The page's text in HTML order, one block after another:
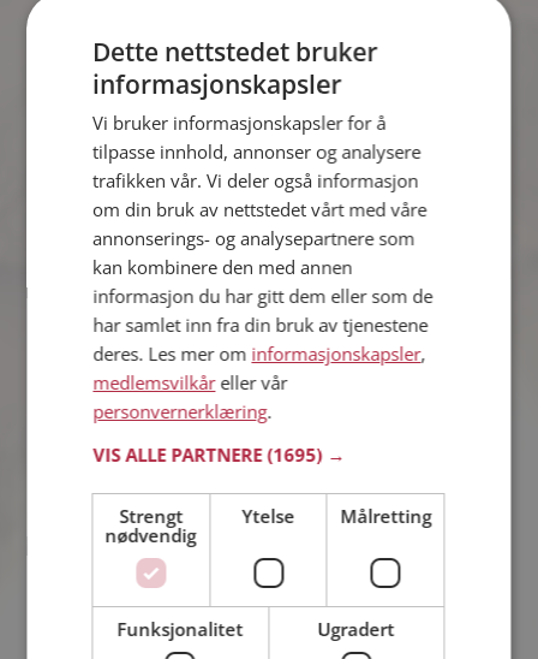
Chris-R
35 år fra Sola i Rogaland
Søker kvinne 27 - 40 år
Hvis du er medlem kan du matche din
personlighet mot Chris-R eller noen av
de andre single. Kanskje passer dere
sammen som hånd i hanske?
Online nå!
Torje
44 år fra Stavanger i Rogaland
Søker kvinne 31 - 50 år
Hvis du er medlem kan du matche din
personlighet mot Torje eller noen av de
sammen som hånd i hanske?
37 år fra Haugesund i Rogaland
Søker kvinne 24 - 45 år
Liker du å reise? Det gjør kanskje
Dette nettstedet bruker
informasjonskapsler
Vi bruker informasjonskapsler for å
tilpasse innhold, annonser og analysere
trafikken vår. Vi deler også informasjon
om din bruk av nettstedet vårt med våre
annonserings- og analysepartnere som
kan kombinere den med annen
informasjon du har gitt dem eller som de
har samlet inn fra din bruk av tjenestene
deres. Les mer om informasjonskapsler,
medlemsvilkåreller vår
personvernerklæring.
VIS ALLE PARTNERE(1695) →
Strengt
nødvendig
Ytelse Målretting
Funksjonalitet Ugradert